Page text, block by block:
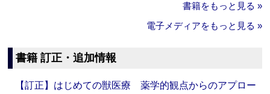
書籍をもっと見る »
電子メディアをもっと見る »
書籍 訂正・追加情報
【訂正】はじめての獣医療 薬学的観点からのアプロー